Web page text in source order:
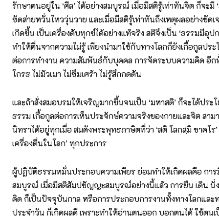
รักษาตนอยู่ใน ‘ศีล’ ได้อย่างสมบูรณ์ เมื่อมีสติรู้เท่าทันจิต ก็จะมี
ซัดส่ายหวั่นไหววุ่นวาย และเมื่อมีสติรู้เท่าทันถึงเหตุผลอย่างชัด
เกิดขึ้น เป็นเครื่องดับทุกข์ได้อย่างแท้จริง สติจึงเป็น ‘ธรรมมีอุป
ทำให้ตื่นจากความไม่รู้ เพียงนำมาใช้กับทางโลกก็ยังเกื้อกูลปร
ต่อการทำงาน ความสัมพันธ์กับบุคคล การจัดระบบความคิด อีก
โกรธ ไม่มัวเมา ไม่ซึมเศร้า ไม่รู้สึกกดดัน
และถ้าสั่งสมอบรมให้เจริญมากขึ้นจนเป็น ‘มหาสติ’ ก็จะได้ประ
ธรรม เกื้อกูลต่อการเห็นประจักษ์ความจริงของกายและจิต สาม
นิทราได้อยู่ทุกเมื่อ สมดังพระพุทธภาษิตที่ว่า ‘สติ โลกสฺมิ ชาคโร’
เครื่องตื่นในโลก’ ทุกประการ
ผู้ปฏิบัติธรรมหมั่นประกอบความเพียร ย่อมทำให้เกิดผลคือ ก
สมบูรณ์ เมื่อมีสติสัมปชัญญะสมบูรณ์อย่างนี้แล้ว การยืน เดิน นั่
คิด ก็เป็นปัจจุบันกาล หรือการประกอบการงานทั้งทางโลกและ
ประจำวัน ก็เกิดผลดี เพราะทำให้อ่านตนออก บอกตนได้ ใช้ตน